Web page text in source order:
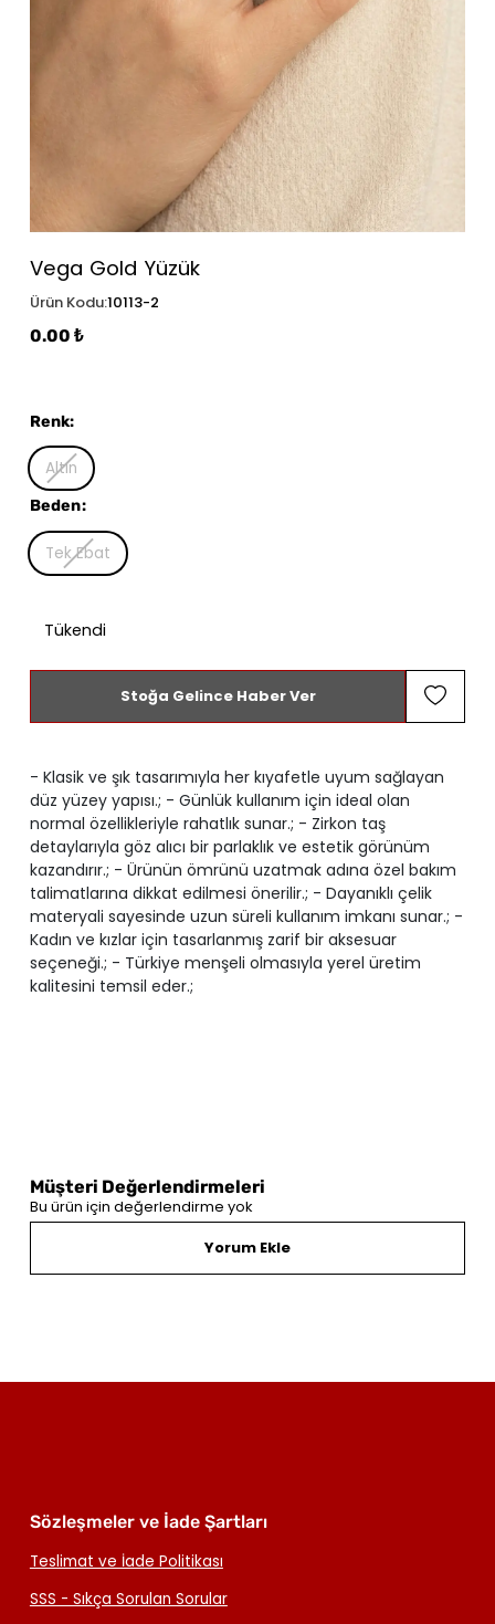
Vega Gold Yüzük
Ürün Kodu:10113-2
0.00 ₺
- Klasik ve şık tasarımıyla her kıyafetle uyum sağlayan
düz yüzey yapısı.; - Günlük kullanım için ideal olan
normal özellikleriyle rahatlık sunar.; - Zirkon taş
detaylarıyla göz alıcı bir parlaklık ve estetik görünüm
kazandırır.; - Ürünün ömrünü uzatmak adına özel bakım
talimatlarına dikkat edilmesi önerilir.; - Dayanıklı çelik
materyali sayesinde uzun süreli kullanım imkanı sunar.; -
Kadın ve kızlar için tasarlanmış zarif bir aksesuar
seçeneği.; - Türkiye menşeli olmasıyla yerel üretim
kalitesini temsil eder.;
Renk:
Altın
Beden:
Tek Ebat
Tükendi
Stoğa Gelince Haber Ver
Müşteri Değerlendirmeleri
Bu ürün için değerlendirme yok
Yorum Ekle
Sözleşmeler ve İade Şartları
Teslimat ve İade Politikası
SSS - Sıkça Sorulan Sorular